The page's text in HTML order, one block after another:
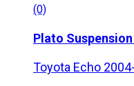
(0)
Plato
Toyota Echo